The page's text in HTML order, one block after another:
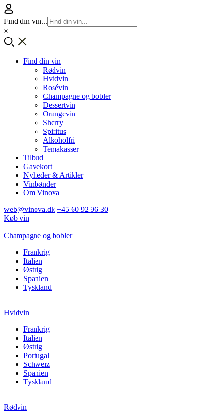
Find din vin...
×
Find din vin
Rødvin
Hvidvin
Rosévin
Champagne og bobler
Dessertvin
Orangevin
Sherry
Spiritus
Alkoholfri
Temakasser
Tilbud
Gavekort
Nyheder & Artikler
Vinbønder
Om Vinova
web@vinova.dk +45 60 92 96 30
Køb vin
Champagne og bobler
Frankrig
Italien
Østrig
Spanien
Tyskland
Hvidvin
Frankrig
Italien
Østrig
Portugal
Schweiz
Spanien
Tyskland
Rødvin